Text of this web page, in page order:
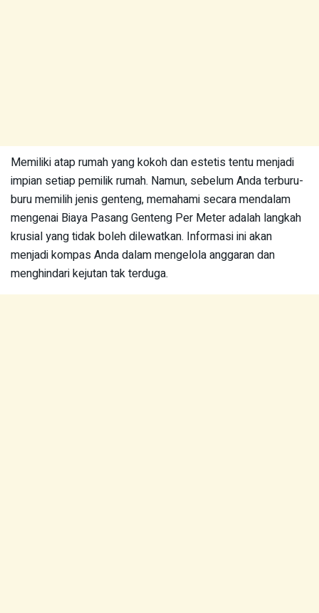
Memiliki atap rumah yang kokoh dan estetis tentu menjadi
impian setiap pemilik rumah. Namun, sebelum Anda terburu-
buru memilih jenis genteng, memahami secara mendalam
mengenai Biaya Pasang Genteng Per Meter adalah langkah
krusial yang tidak boleh dilewatkan. Informasi ini akan
menjadi kompas Anda dalam mengelola anggaran dan
menghindari kejutan tak terduga.